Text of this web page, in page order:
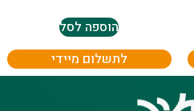
הוספה לסל
לתשלום מיידי